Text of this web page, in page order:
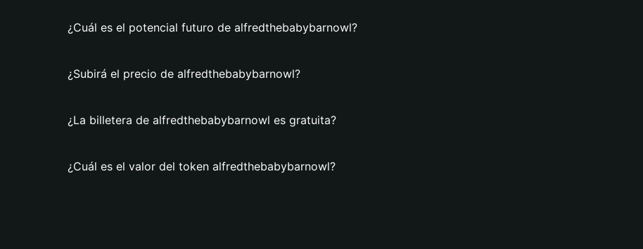
¿Cuál es el potencial futuro de alfredthebabybarnowl?
¿Subirá el precio de alfredthebabybarnowl?
¿La billetera de alfredthebabybarnowl es gratuita?
¿Cuál es el valor del token alfredthebabybarnowl?